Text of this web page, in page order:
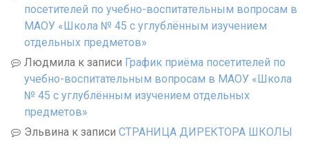
посетителей по учебно-воспитательным вопросам в
МАОУ «Школа № 45 с углублённым изучением
отдельных предметов»
Людмила к записи График приёма посетителей по
учебно-воспитательным вопросам в МАОУ «Школа
№ 45 с углублённым изучением отдельных
предметов»
Эльвина к записи СТРАНИЦА ДИРЕКТОРА ШКОЛЫ